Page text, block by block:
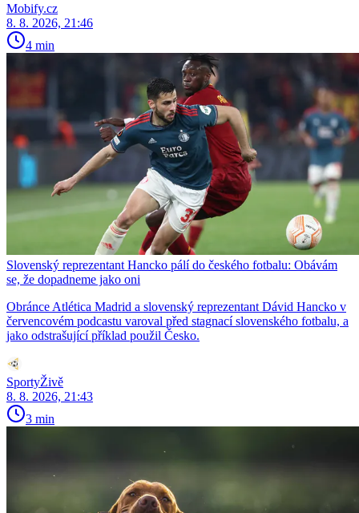
Mobify.cz
8. 8. 2026, 21:46
4 min
Slovenský reprezentant Hancko pálí do českého fotbalu: Obávám
se, že dopadneme jako oni
Obránce Atlética Madrid a slovenský reprezentant Dávid Hancko v
červencovém podcastu varoval před stagnací slovenského fotbalu, a
jako odstrašující příklad použil Česko.
SportyŽivě
8. 8. 2026, 21:43
3 min